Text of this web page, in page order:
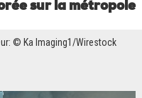
sur la métropole
© Ka Imaging1/Wirestock